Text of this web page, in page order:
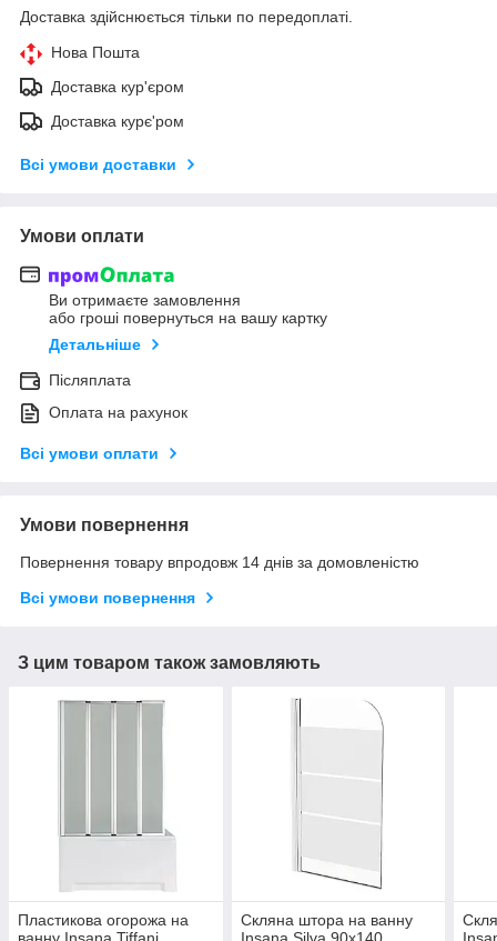
Доставка здійснюється тільки по передоплаті.
Нова Пошта
Доставка кур'єром
Доставка курє'ром
Всі умови доставки
Умови оплати
Ви отримаєте замовлення
або гроші повернуться на вашу картку
Детальніше
Післяплата
Оплата на рахунок
Всі умови оплати
Умови повернення
Повернення товару впродовж 14 днів за домовленістю
Всі умови повернення
З цим товаром також замовляють
Пластикова огорожа на
Скляна штора на ванну